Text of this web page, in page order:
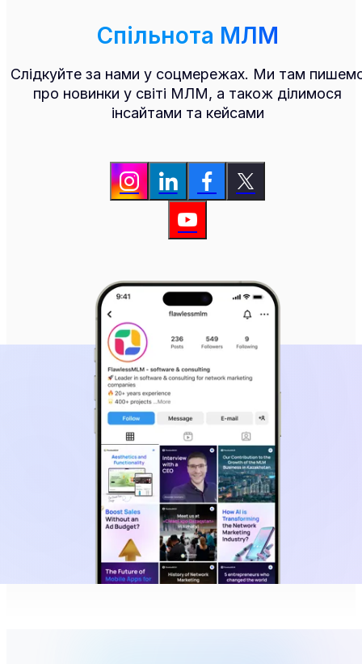
Спільнота МЛМ
Слідкуйте за нами у соцмережах. Ми там
про новинки у світі МЛМ, а також ділимося
інсайтами та кейсами